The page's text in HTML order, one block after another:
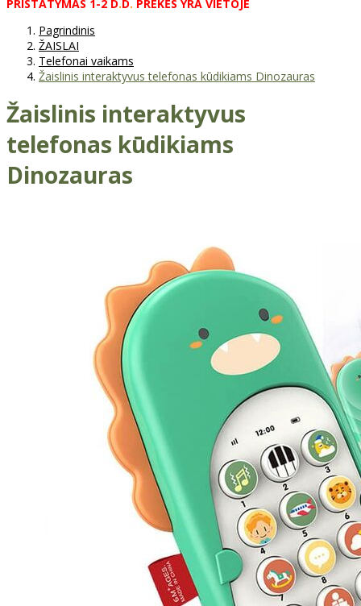
PRISTATYMAS 1-2 D. D. PREKĖS YRA VIETOJE
Pagrindinis
ŽAISLAI
Telefonai vaikams
Žaislinis interaktyvus telefonas kūdikiams Dinozauras
Žaislinis interaktyvus
telefonas kūdikiams
Dinozauras